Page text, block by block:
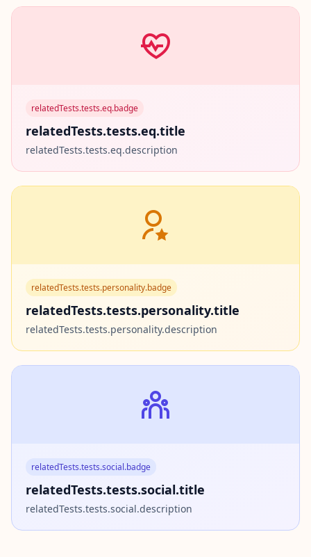
relatedTests.tests.eq.badge
relatedTests.tests.eq.title
relatedTests.tests.eq.description
relatedTests.tests.personality.badge
relatedTests.tests.personality.title
relatedTests.tests.personality.description
relatedTests.tests.social.badge
relatedTests.tests.social.title
relatedTests.tests.social.description